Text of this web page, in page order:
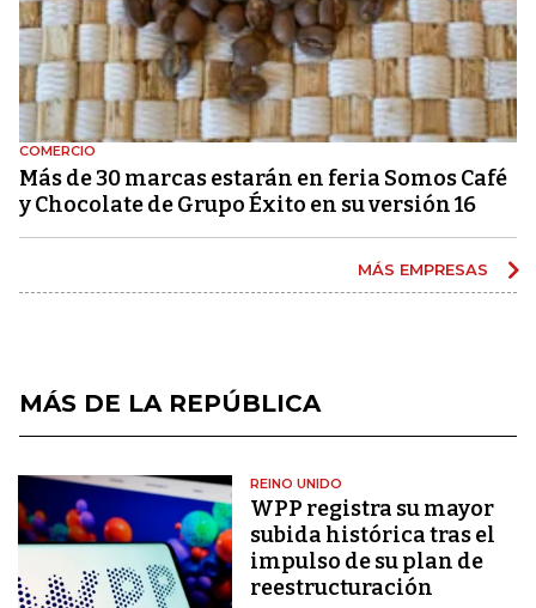
COMERCIO
Más de 30 marcas estarán en feria Somos Café
y Chocolate de Grupo Éxito en su versión 16
MÁS EMPRESAS
MÁS DE LA REPÚBLICA
REINO UNIDO
WPP registra su mayor
subida histórica tras el
impulso de su plan de
reestructuración